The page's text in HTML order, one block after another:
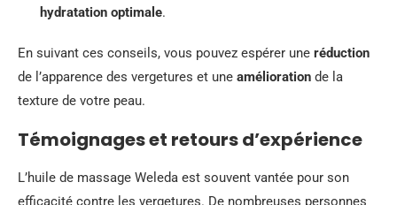
hydratation optimale.
En suivant ces conseils, vous pouvez espérer une réduction
de l’apparence des vergetures et une amélioration de la
texture de votre peau.
Témoignages et retours d’expérience
L’huile de massage Weleda est souvent vantée pour son
efficacité contre les vergetures. De nombreuses personnes